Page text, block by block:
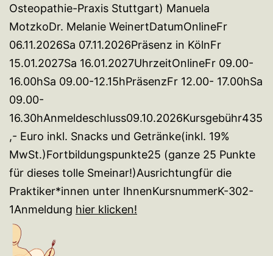
Osteopathie-Praxis Stuttgart) Manuela
MotzkoDr. Melanie WeinertDatumOnlineFr
06.11.2026Sa 07.11.2026Präsenz in KölnFr
15.01.2027Sa 16.01.2027UhrzeitOnlineFr 09.00-
16.00hSa 09.00-12.15hPräsenzFr 12.00- 17.00hSa
09.00-
16.30hAnmeldeschluss09.10.2026Kursgebühr435
,- Euro inkl. Snacks und Getränke(inkl. 19%
MwSt.)Fortbildungspunkte25 (ganze 25 Punkte
für dieses tolle Smeinar!)Ausrichtungfür die
Praktiker*innen unter IhnenKursnummerK-302-
1Anmeldung hier klicken!